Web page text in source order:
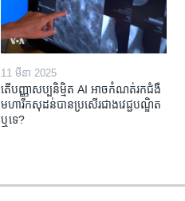
11 មីនា 2025
តើ​បញ្ញាសប្បនិម្មិត​ AI អាច​កំណត់​រក​ជំងឺ
មហារីក​សុដន់​បាន​ប្រសើរ​ជាង​វេជ្ជបណ្ឌិត​
ឬ​ទេ?